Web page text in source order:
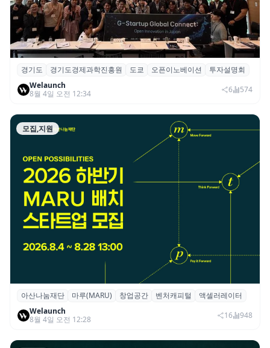
경기도, 도쿄서 스타트업 투자설명회·오픈이
노베이션 상담회 개최
경기도 경기도경제과학진흥원 도쿄 오픈이노베이션
투자설명회
Welaunch
8월 4일 오전 12:34
6 574
모집,지원
아산나눔재단 마루, 2026 하반기 배치 프로
그램 참가 기업 모집(~8/28)
아산나눔재단 마루(MARU) 창업공간 벤처캐피털
액셀러레이터
Welaunch
8월 4일 오전 12:28
16 948